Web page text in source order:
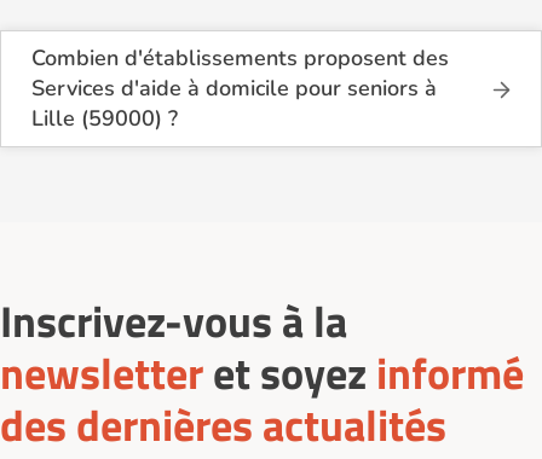
Combien d'établissements proposent des
Services d'aide à domicile pour seniors à
Lille (59000) ?
Sur le site Logement-seniors.com, on recense
Inscrivez-vous à la
newsletteret soyez informé
des dernières actualités